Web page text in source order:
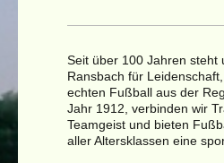
Seit über 100 Jahren steht
Ransbach für
echten Fußball aus der
Jahr 1912, verbinden wir
Teamgeist und bieten
aller Altersklassen eine